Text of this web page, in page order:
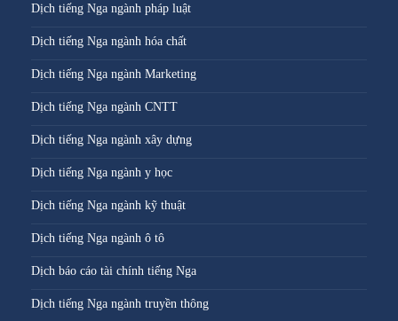
Dịch tiếng Nga ngành pháp luật
Dịch tiếng Nga ngành hóa chất
Dịch tiếng Nga ngành Marketing
Dịch tiếng Nga ngành CNTT
Dịch tiếng Nga ngành xây dựng
Dịch tiếng Nga ngành y học
Dịch tiếng Nga ngành kỹ thuật
Dịch tiếng Nga ngành ô tô
Dịch báo cáo tài chính tiếng Nga
Dịch tiếng Nga ngành truyền thông